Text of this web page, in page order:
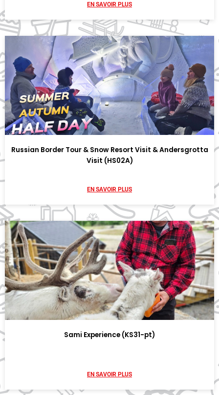
EN SAVOIR PLUS
Russian Border Tour & Snow Resort Visit & Andersgrotta
Visit (HS02A)
EN SAVOIR PLUS
Sami Experience (KS31-pt)
EN SAVOIR PLUS